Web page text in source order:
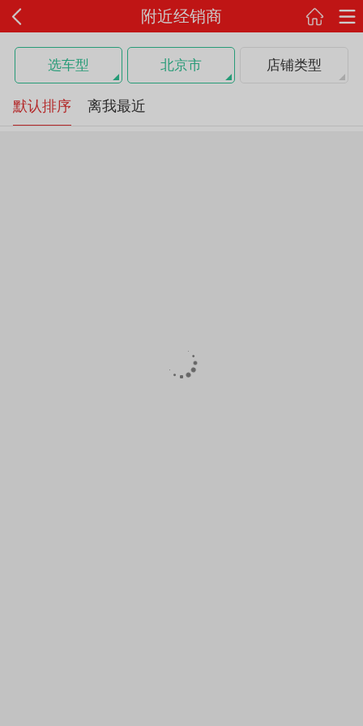
附近经销商
选车型 北京市 店铺类型
默认排序 离我最近